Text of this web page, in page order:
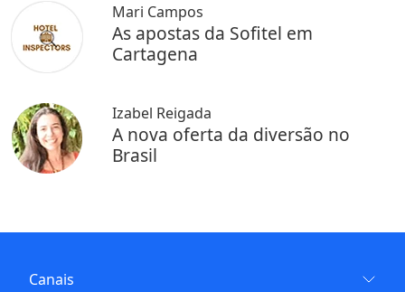
Mari Campos
As apostas da Sofitel em
Cartagena
Izabel Reigada
A nova oferta da diversão no
Brasil
Canais